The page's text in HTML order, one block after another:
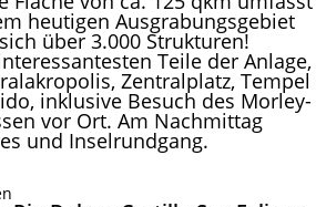
heutigen Ausgrabungsgebiet
über 3.000 Strukturen!
Teile der Anlage,
Zentralplatz, Tempel
inklusive Besuch des Morley-
vor Ort. Am Nachmittag
und Inselrundgang.